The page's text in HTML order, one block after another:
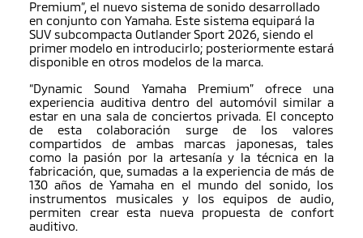
Premium”, el nuevo sistema de sonido desarrollado
en conjunto con Yamaha. Este sistema equipará la
SUV subcompacta Outlander Sport 2026, siendo el
primer modelo en introducirlo; posteriormente estará
disponible en otros modelos de la marca.
“Dynamic Sound Yamaha Premium” ofrece una
experiencia auditiva dentro del automóvil similar a
estar en una sala de conciertos privada. El concepto
de esta colaboración surge de los valores
compartidos de ambas marcas japonesas, tales
como la pasión por la artesanía y la técnica en la
fabricación, que, sumadas a la experiencia de más de
130 años de Yamaha en el mundo del sonido, los
instrumentos musicales y los equipos de audio,
permiten crear esta nueva propuesta de confort
auditivo.